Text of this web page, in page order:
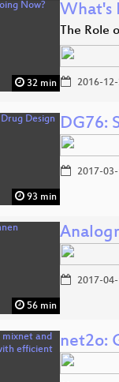
32 min
What's
The Role
2016-
93 min
DG76:
2017-03-
56 min
2017-
net2o: